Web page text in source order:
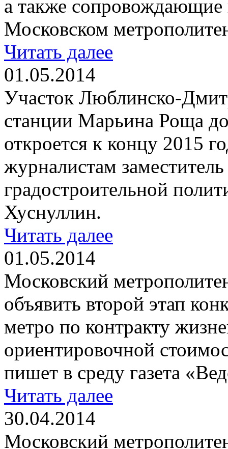
а также сопровождающие
Московском
Читать далее
01.05.2014
Участок Люблинско-
станции Марьина Роща
откроется к концу 2015
журналистам
градостроительной
Хуснуллин.
Читать далее
01.05.2014
Московский
объявить второй этап
метро по контракту
ориентировочной
пишет в среду газета
Читать далее
30.04.2014
Московский